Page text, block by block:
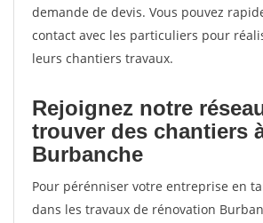
demande de devis. Vous pouvez
contact avec les particuliers pour
leurs chantiers travaux.
Rejoignez notre
trouver des chantiers
Burbanche
Pour pérénniser votre entreprise en
dans les travaux de rénovation